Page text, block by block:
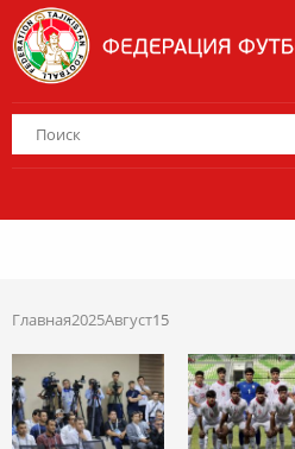
Главная2025Август15